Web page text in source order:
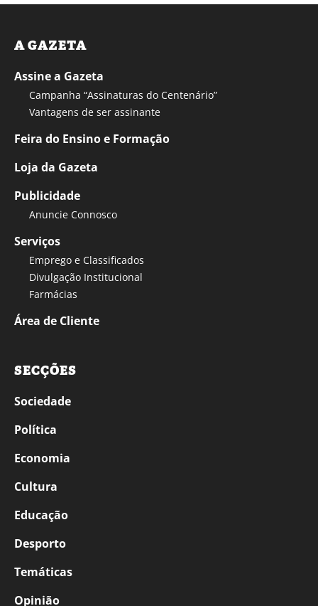
A GAZETA
Assine a Gazeta
Campanha “Assinaturas do Centenário”
Vantagens de ser assinante
Feira do Ensino e Formação
Loja da Gazeta
Publicidade
Anuncie Connosco
Serviços
Emprego e Classificados
Divulgação Institucional
Farmácias
Área de Cliente
SECÇÕES
Sociedade
Política
Economia
Cultura
Educação
Desporto
Temáticas
Opinião